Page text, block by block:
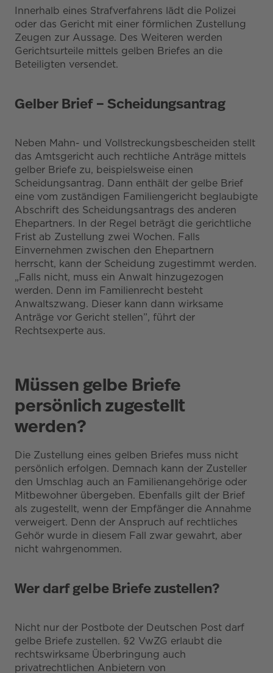
Innerhalb eines Strafverfahrens lädt die Polizei
oder das Gericht mit einer förmlichen Zustellung
Zeugen zur Aussage. Des Weiteren werden
Gerichtsurteile mittels gelben Briefes an die
Beteiligten versendet.
Gelber Brief – Scheidungsantrag
Neben Mahn- und Vollstreckungsbescheiden stellt
das Amtsgericht auch rechtliche Anträge mittels
gelber Briefe zu, beispielsweise einen
Scheidungsantrag. Dann enthält der gelbe Brief
eine vom zuständigen Familiengericht beglaubigte
Abschrift des Scheidungsantrags des anderen
Ehepartners. In der Regel beträgt die gerichtliche
Frist ab Zustellung zwei Wochen. Falls
Einvernehmen zwischen den Ehepartnern
herrscht, kann der Scheidung zugestimmt werden.
„Falls nicht, muss ein Anwalt hinzugezogen
werden. Denn im Familienrecht besteht
Anwaltszwang. Dieser kann dann wirksame
Anträge vor Gericht stellen”, führt der
Rechtsexperte aus.
Müssen gelbe Briefe
persönlich zugestellt
werden?
Die Zustellung eines gelben Briefes muss nicht
persönlich erfolgen. Demnach kann der Zusteller
den Umschlag auch an Familienangehörige oder
Mitbewohner übergeben. Ebenfalls gilt der Brief
als zugestellt, wenn der Empfänger die Annahme
verweigert. Denn der Anspruch auf rechtliches
Gehör wurde in diesem Fall zwar gewahrt, aber
nicht wahrgenommen.
Wer darf gelbe Briefe zustellen?
Nicht nur der Postbote der Deutschen Post darf
gelbe Briefe zustellen. §2 VwZG erlaubt die
rechtswirksame Überbringung auch
privatrechtlichen Anbietern von